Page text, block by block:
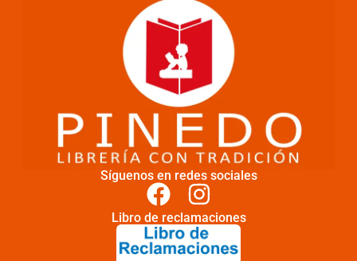
Síguenos en redes sociales
Libro de reclamaciones